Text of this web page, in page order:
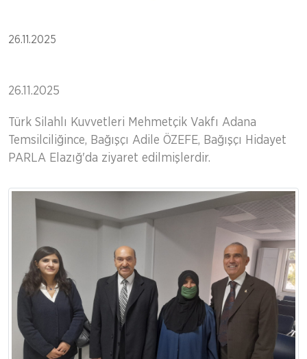
26.11.2025
26.11.2025
Türk Silahlı Kuvvetleri Mehmetçik Vakfı Adana
Temsilciliğince, Bağışçı Adile ÖZEFE, Bağışçı Hidayet
PARLA Elazığ'da ziyaret edilmişlerdir.